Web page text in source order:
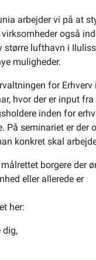
arbejder vi på at
også
større lufthavn i
muligheder.
for Erhverv
hvor der er input
inden for
På seminariet er der
konkret skal
borgere der
eller allerede er
her:
dig,